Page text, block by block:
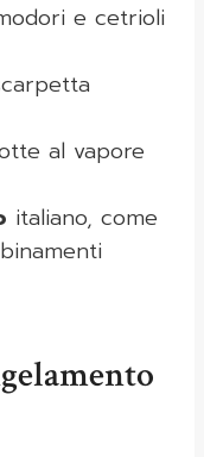
e cetrioli
al vapore
italiano, come